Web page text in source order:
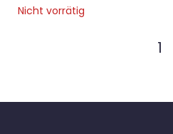
Nicht vorrätig
1